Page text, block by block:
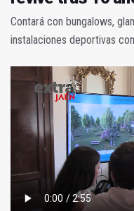
Contará con bungalows,
instalaciones deportivas